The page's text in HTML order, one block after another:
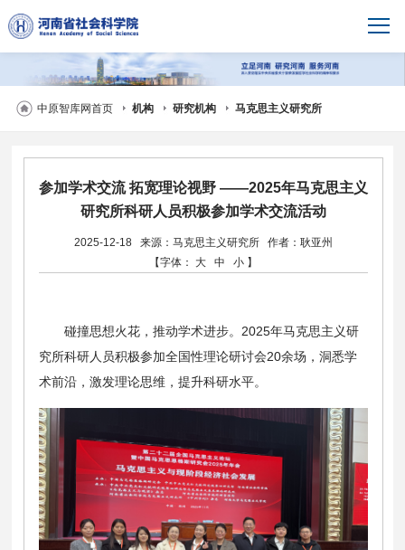
中原智库网首页 机构 研究机构 马克思主义研究所
参加学术交流 拓宽理论视野 ——2025年马克思主义
研究所科研人员积极参加学术交流活动
2025-12-18 来源：马克思主义研究所
作者：耿亚州
【字体：
大 中 小 】
碰撞思想火花，推动学术进步。2025年马克思主义研
究所科研人员积极参加全国性理论研讨会20余场，洞悉学
术前沿，激发理论思维，提升科研水平。